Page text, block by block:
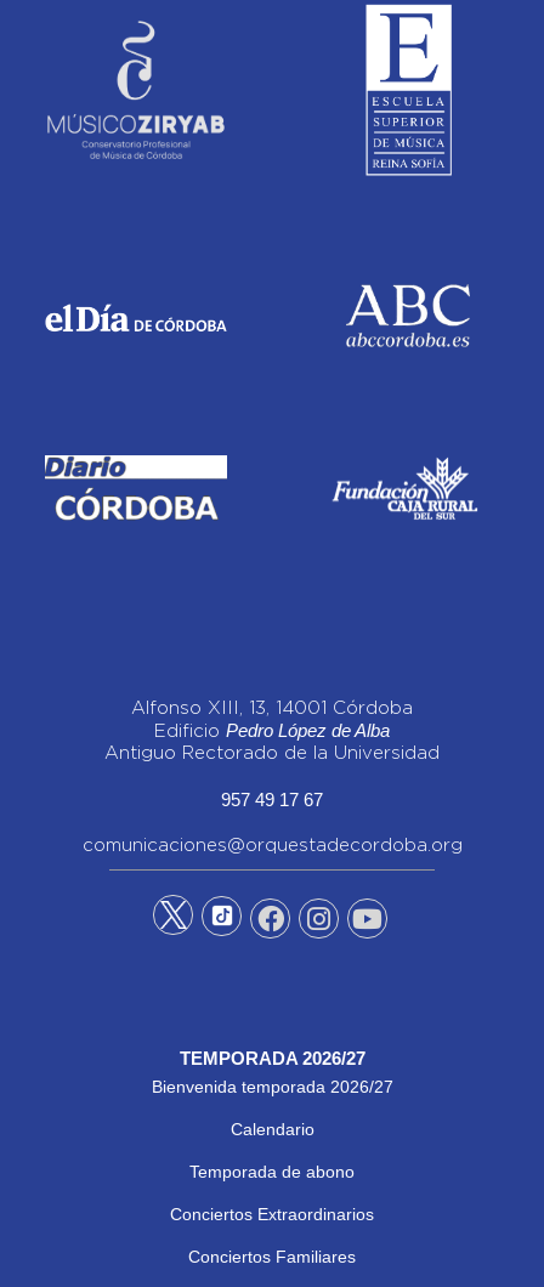
Alfonso XIII, 13, 14001 Córdoba
Edificio Pedro López de Alba
Antiguo Rectorado de la Universidad
957 49 17 67
comunicaciones@orquestadecordoba.org
TEMPORADA 2026/27
Bienvenida temporada 2026/27
Calendario
Temporada de abono
Conciertos Extraordinarios
Conciertos Familiares